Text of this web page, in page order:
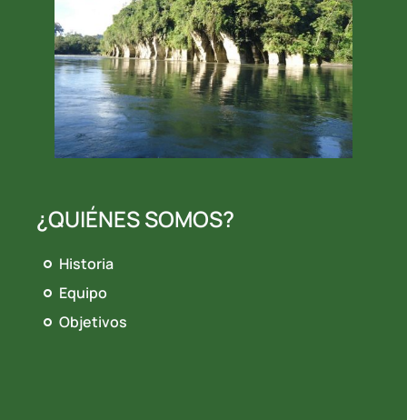
¿QUIÉNES SOMOS?
Historia
Equipo
Objetivos